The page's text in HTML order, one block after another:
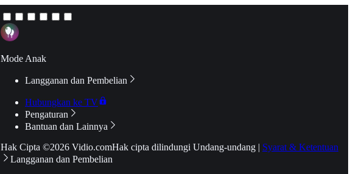
Mode Anak
Langganan dan Pembelian
Hubungkan ke TV
Pengaturan
Bantuan dan Lainnya
Hak Cipta ©2026 Vidio.comHak cipta dilindungi Undang-undang | Syarat & Ketentuan
Langganan dan Pembelian